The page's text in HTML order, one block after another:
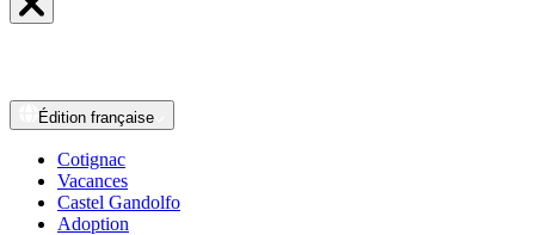
Édition française
Cotignac
Vacances
Castel Gandolfo
Adoption